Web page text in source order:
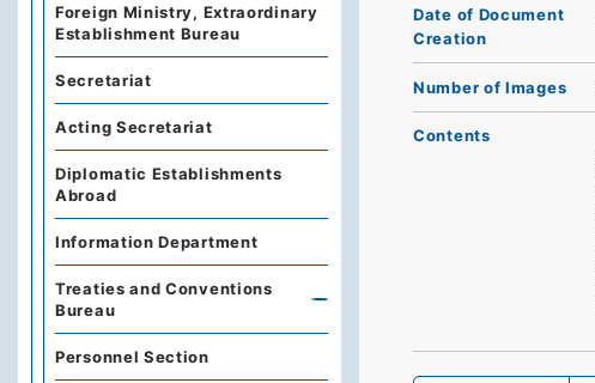
Date of Document
Creation
Number of Images
Contents
Foreign Ministry, Extraordinary
Establishment Bureau
Secretariat
Acting Secretariat
Diplomatic Establishments
Abroad
Information Department
Treaties and Conventions
Bureau
Personnel Section